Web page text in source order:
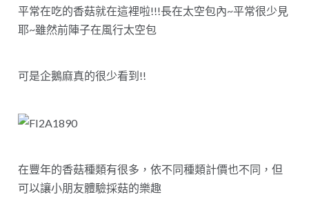
平常在吃的香菇就在這裡啦!!!長在太空包內~平常很少見
耶~雖然前陣子在風行太空包
可是企鵝麻真的很少看到!!
在豐年的香菇種類有很多，依不同種類計價也不同，但
可以讓小朋友體驗採菇的樂趣